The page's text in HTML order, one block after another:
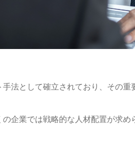
法として確立されており、その重
企業では戦略的な人材配置が求